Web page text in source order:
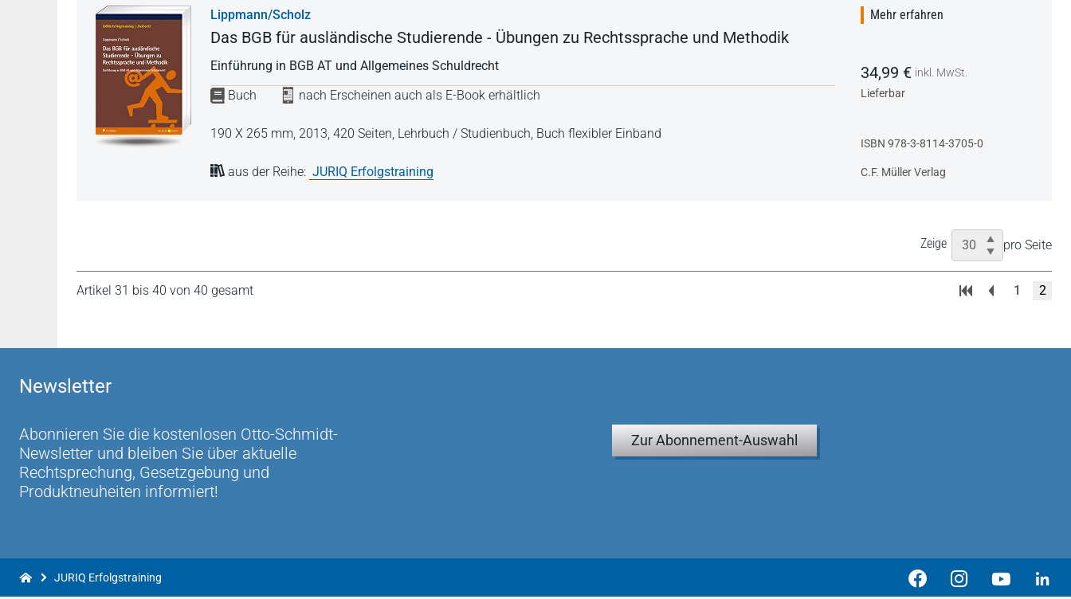
Lippmann/Scholz
Das BGB für ausländische Studierende - Übungen zu Rechtssprache und Methodik
Einführung in BGB AT und Allgemeines Schuldrecht
Buch
nach Erscheinen auch als E-Book erhältlich
190 X 265 mm, 2013, 420 Seiten, Lehrbuch / Studienbuch, Buch flexibler Einband
aus der Reihe: JURIQ Erfolgstraining
Mehr erfahren
34,99 € inkl. MwSt.
Lieferbar
ISBN 978-3-8114-3705-0
C.F. Müller Verlag
Zeige pro Seite
Artikel 31 bis 40 von 40 gesamt 1 2
Newsletter
Abonnieren Sie die kostenlosen Otto-Schmidt-
Newsletter und bleiben Sie über aktuelle
Rechtsprechung, Gesetzgebung und
Produktneuheiten informiert!
Zur Abonnement-Auswahl
JURIQ Erfolgstraining